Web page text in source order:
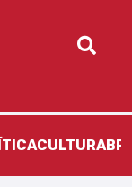
CULTURA